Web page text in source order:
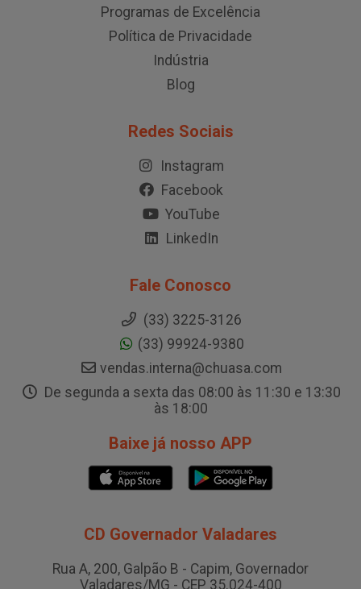
Programas de Excelência
Política de Privacidade
Indústria
Blog
Redes Sociais
Instagram
Facebook
YouTube
LinkedIn
Fale Conosco
(33) 3225-3126
(33) 99924-9380
vendas.interna@chuasa.com
De segunda a sexta das 08:00 às 11:30 e 13:30
às 18:00
Baixe já nosso APP
CD Governador Valadares
Rua A, 200, Galpão B - Capim, Governador
Valadares/MG - CEP 35.024-400